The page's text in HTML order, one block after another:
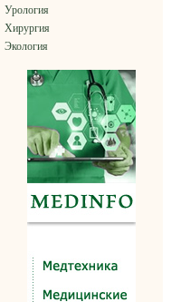
Урология
Хирургия
Экология